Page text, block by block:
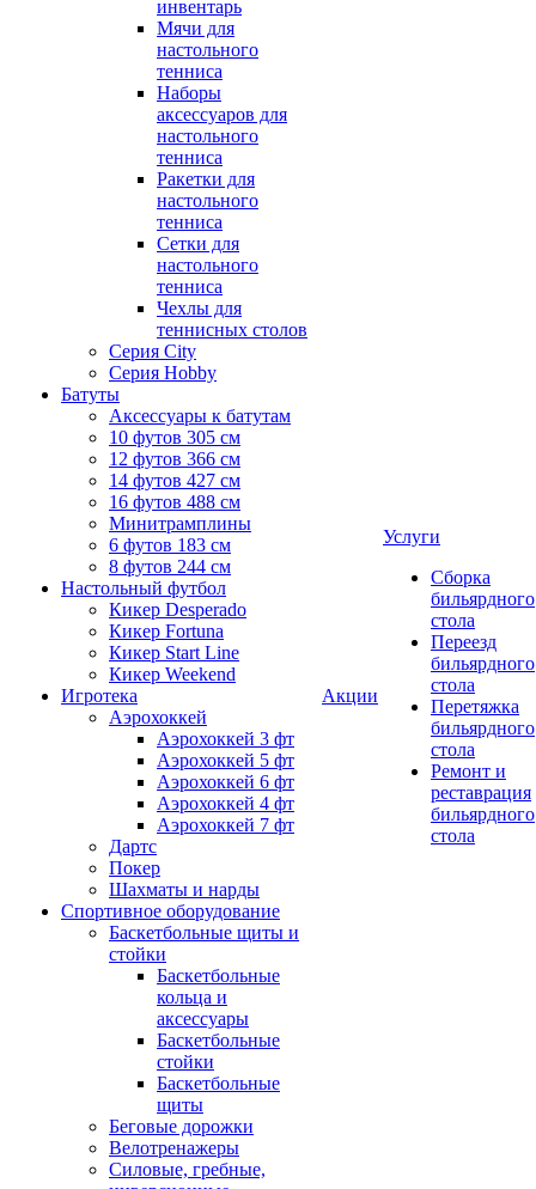
инвентарь
Мячи для
настольного
тенниса
Наборы
аксессуаров для
настольного
тенниса
Ракетки для
настольного
тенниса
Сетки для
настольного
тенниса
Чехлы для
теннисных столов
Серия City
Серия Hobby
Батуты
Аксессуары к батутам
10 футов 305 см
12 футов 366 см
14 футов 427 см
16 футов 488 см
Минитрамплины
6 футов 183 см
8 футов 244 см
Настольный футбол
Кикер Desperado
Кикер Fortuna
Кикер Start Line
Кикер Weekend
Игротека
Аэрохоккей
Аэрохоккей 3 фт
Аэрохоккей 5 фт
Аэрохоккей 6 фт
Аэрохоккей 4 фт
Аэрохоккей 7 фт
Дартс
Покер
Шахматы и нарды
Спортивное оборудование
Баскетбольные щиты и
стойки
Баскетбольные
кольца и
аксессуары
Баскетбольные
стойки
Баскетбольные
щиты
Беговые дорожки
Велотренажеры
Силовые, гребные,
Акции
Услуги
Сборка
бильярдного
стола
Переезд
бильярдного
стола
Перетяжка
бильярдного
стола
Ремонт и
реставрация
бильярдного
стола